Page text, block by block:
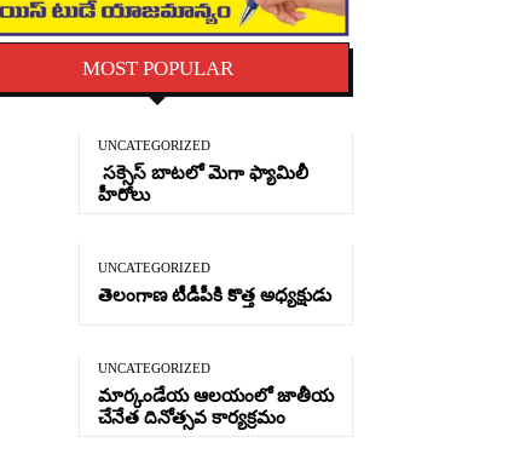
MOST POPULAR
UNCATEGORIZED
సక్సెస్ బాటలో మెగా ఫ్యామిలీ
హీరోలు
UNCATEGORIZED
తెలంగాణ టీడీపీకి కొత్త అధ్యక్షుడు
UNCATEGORIZED
మార్కండేయ ఆలయంలో జాతీయ
చేనేత దినోత్సవ కార్యక్రమం